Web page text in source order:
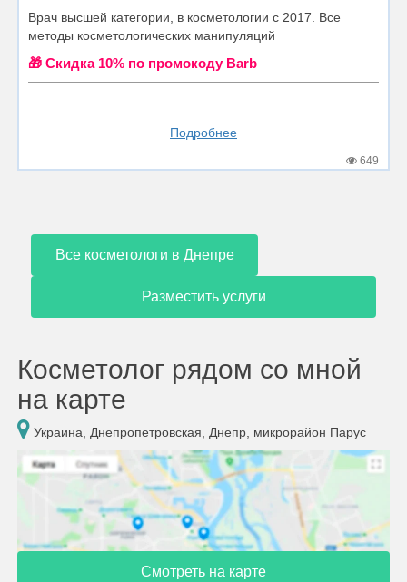
Врач высшей категории, в косметологии с 2017. Все
методы косметологических манипуляций
🎁 Cкидка 10% по промокоду Barb
Подробнее
649
Все косметологи в Днепре
Разместить услуги
Косметолог рядом со мной
на карте
Украина, Днепропетровская, Днепр, микрорайон Парус
Смотреть на карте